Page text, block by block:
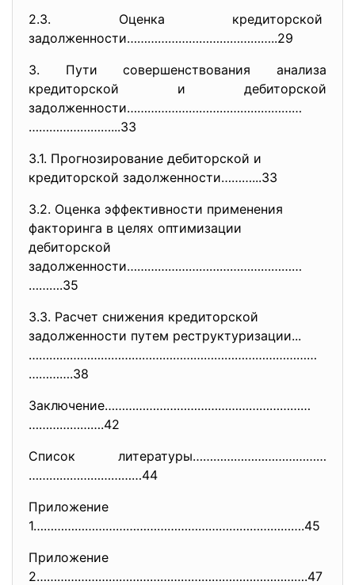
2.3. Оценка кредиторской
задолженности……………………………………..29
3. Пути совершенствования анализа
кредиторской и дебиторской
задолженности……………………………………………
……………………...33
3.1. Прогнозирование дебиторской и
кредиторской задолженности………...33
3.2. Оценка эффективности применения
факторинга в целях оптимизации
дебиторской
задолженности……………………………………………
……….35
3.3. Расчет снижения кредиторской
задолженности путем реструктуризации...
…………………………………………………………………………
………….38
Заключение……………………………………………………
………………….42
Список литературы…………………………………
……………………………44
Приложение
1…………………………………………………………………….45
Приложение
2…………………………………………………………………….47